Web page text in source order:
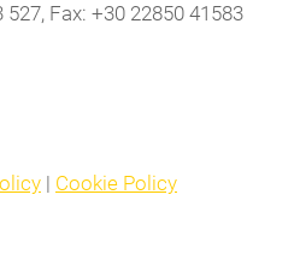
Fax: +30 22850 41583
| Cookie Policy